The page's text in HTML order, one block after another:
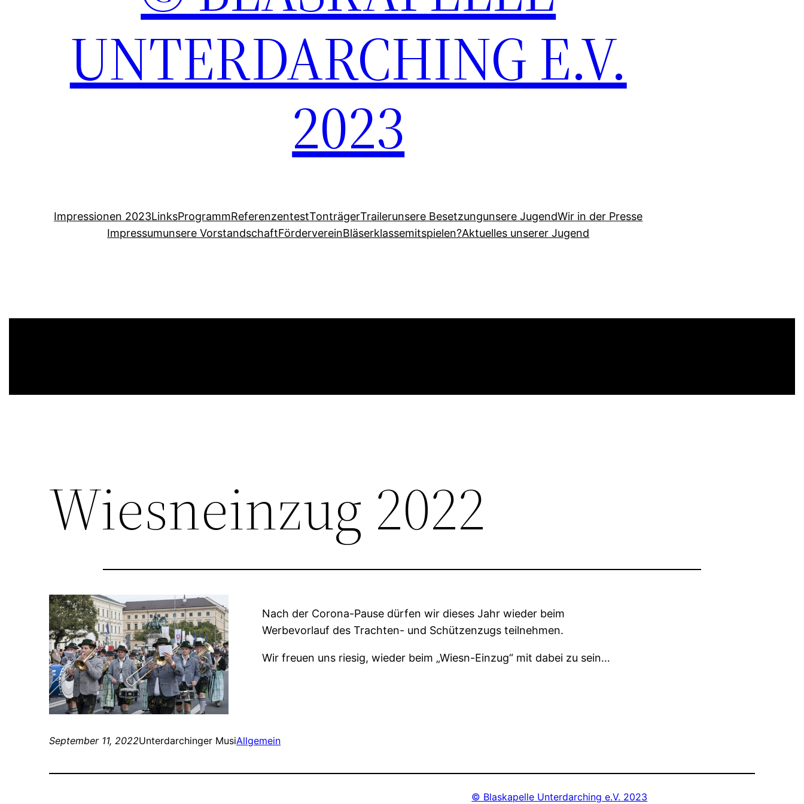
UNTERDARCHING E.V.
2023
Impressionen 2023LinksProgrammReferenzentestTonträgerTrailerunsere Besetzungunsere JugendWir in der Presse
Impressumunsere VorstandschaftFördervereinBläserklassemitspielen?Aktuelles unserer Jugend
Wiesneinzug 2022
Nach der Corona-Pause dürfen wir dieses Jahr wieder beim
Werbevorlauf des Trachten- und Schützenzugs teilnehmen.
Wir freuen uns riesig, wieder beim „Wiesn-Einzug“ mit dabei zu sein…
September 11, 2022Unterdarchinger MusiAllgemein
© Blaskapelle Unterdarching e.V. 2023